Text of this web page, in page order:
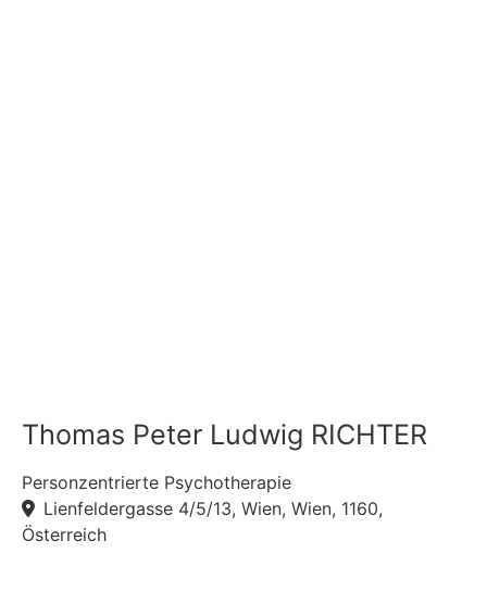
Thomas Peter Ludwig RICHTER
Personzentrierte Psychotherapie
Lienfeldergasse 4/5/13, Wien, Wien, 1160,
Österreich